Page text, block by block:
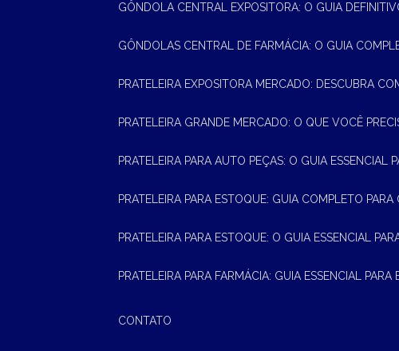
GÔNDOLA CENTRAL EXPOSITORA: O GUIA
GÔNDOLAS CENTRAL DE FARMÁCIA: O GUIA
PRATELEIRA EXPOSITORA MERCADO: DESCUBRA
PRATELEIRA GRANDE MERCADO: O QUE VOCÊ
PRATELEIRA PARA AUTO PEÇAS: O GUIA ESSENCIAL
PRATELEIRA PARA ESTOQUE: GUIA COMPLETO
PRATELEIRA PARA ESTOQUE: O GUIA ESSENCIAL
PRATELEIRA PARA FARMÁCIA: GUIA ESSENCIAL
CONTATO